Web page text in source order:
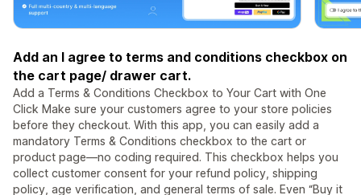
Add an I agree to terms and conditions checkbox on
the cart page/ drawer cart.
Add a Terms & Conditions Checkbox to Your Cart with One
Click Make sure your customers agree to your store policies
before they checkout. With this app, you can easily add a
mandatory Terms & Conditions checkbox to the cart or
product page—no coding required. This checkbox helps you
collect customer consent for your refund policy, shipping
policy, age verification, and general terms of sale. Even “Buy it